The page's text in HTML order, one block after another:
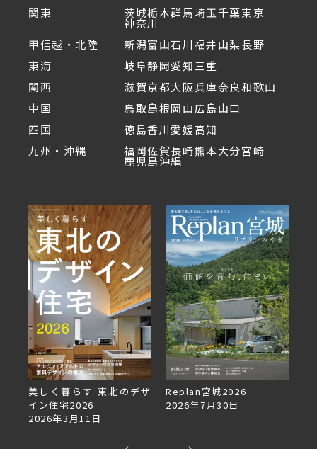
関東
茨城栃木群馬埼玉千葉東京
神奈川
甲信越・北陸
新潟富山石川福井山梨長野
東海
岐阜静岡愛知三重
関西
滋賀京都大阪兵庫奈良和歌山
中国
鳥取島根岡山広島山口
四国
徳島香川愛媛高知
九州・沖縄
福岡佐賀長崎熊本大分宮崎
鹿児島沖縄
美しく暮らす 東北のデザ
イン住宅2026
2026年3月11日
Replan宮城2026
2026年7月30日